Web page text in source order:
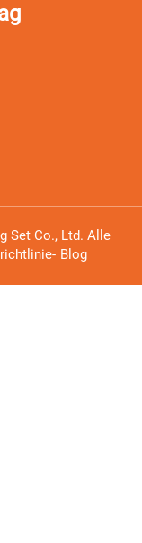
Set Co., Ltd. Alle
- Blog